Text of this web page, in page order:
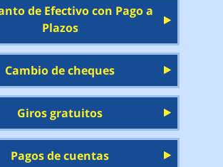
de Efectivo con Pago a
Plazos
Cambio de cheques
Giros gratuitos
Pagos de cuentas